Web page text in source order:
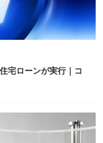
宅ローンが実行｜コ